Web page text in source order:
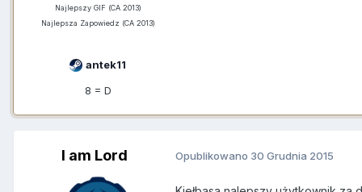
Najlepszy GIF (CA 2013)
Najlepsza Zapowiedz (CA 2013)
antek11
8 = D
I am Lord Opublikowano 30 Grudnia 2015